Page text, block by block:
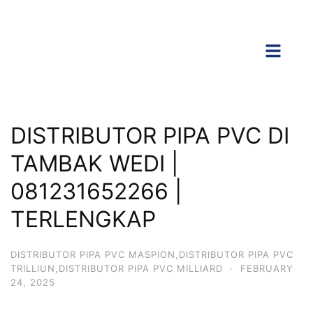
DISTRIBUTOR PIPA PVC DI
TAMBAK WEDI |
081231652266 |
TERLENGKAP
DISTRIBUTOR PIPA PVC MASPION,DISTRIBUTOR PIPA PVC
TRILLIUN,DISTRIBUTOR PIPA PVC MILLIARD
·
FEBRUARY
24, 2025